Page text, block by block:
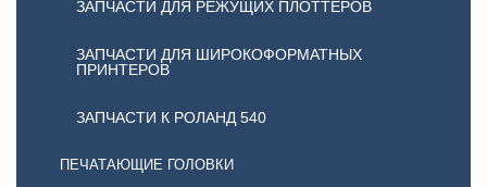
ЗАПЧАСТИ ДЛЯ РЕЖУЩИХ ПЛОТТЕРОВ
ЗАПЧАСТИ ДЛЯ ШИРОКОФОРМАТНЫХ
ПРИНТЕРОВ
ЗАПЧАСТИ К РОЛАНД 540
ПЕЧАТАЮЩИЕ ГОЛОВКИ